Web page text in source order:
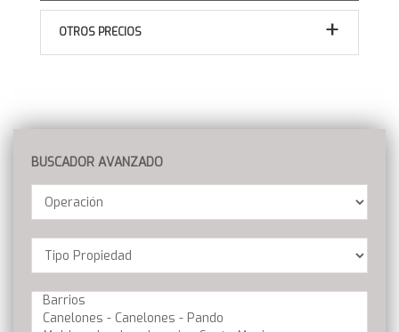
OTROS PRECIOS
BUSCADOR AVANZADO
Operación
Location
Barrios